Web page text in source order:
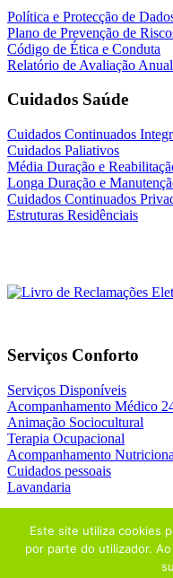
Política e Protecção de
Plano de Prevenção de
Código de Ética e Conduta
Relatório de Avaliação Anual
Cuidados Saúde
Cuidados Continuados
Cuidados Paliativos
Média Duração e
Longa Duração e
Cuidados Continuados
Estruturas Residênciais
Serviços Conforto
Serviços Disponíveis
Acompanhamento Médico
Animação Sociocultural
Terapia Ocupacional
Acompanhamento
Cuidados pessoais
Lavandaria
Este site utiliza cookies
por parte do utilizador.